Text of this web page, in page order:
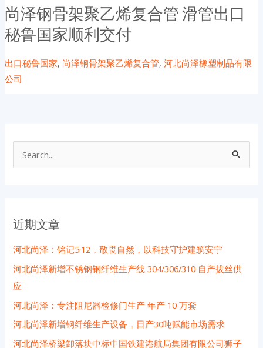
尚泽钢骨架聚乙烯复合管 滑管出口
秘鲁国家顺利交付
出口秘鲁国家, 尚泽钢骨架聚乙烯复合管, 河北尚泽橡塑制品有限
公司
近期文章
河北尚泽：铭记5·12，敬畏自然，以科技守护建筑安宁
河北尚泽新增不锈钢钢纤维生产线 304/306/310 自产拔丝供
应
河北尚泽：专注阻尼器检修门生产 年产 10 万套
河北尚泽新增钢纤维生产设备，日产30吨赋能市场需求
河北尚泽桥梁卸落块中标中国铁建港航局集团有限公司狮子